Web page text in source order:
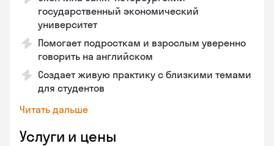
государственный экономический
университет
Помогает подросткам и взрослым уверенно
говорить на английском
Создает живую практику с близкими темами
для студентов
Читать дальше
Услуги и цены